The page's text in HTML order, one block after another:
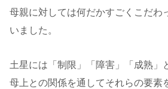
母親に対しては何だかすごくこだわ
いました。
土星には「制限」「障害」「成熟」
母上との関係を通してそれらの要素